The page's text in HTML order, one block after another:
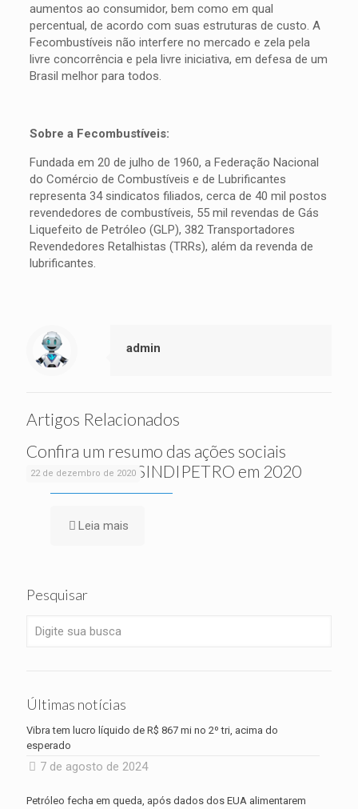
aumentos ao consumidor, bem como em qual
percentual, de acordo com suas estruturas de custo. A
Fecombustíveis não interfere no mercado e zela pela
livre concorrência e pela livre iniciativa, em defesa de um
Brasil melhor para todos.
Sobre a Fecombustíveis:
Fundada em 20 de julho de 1960, a Federação Nacional
do Comércio de Combustíveis e de Lubrificantes
representa 34 sindicatos filiados, cerca de 40 mil postos
revendedores de combustíveis, 55 mil revendas de Gás
Liquefeito de Petróleo (GLP), 382 Transportadores
Revendedores Retalhistas (TRRs), além da revenda de
lubrificantes.
admin
Artigos Relacionados
22 de dezembro de 2020
Confira um resumo das ações sociais
realizadas pelo SINDIPETRO em 2020
Leia mais
Pesquisar
Últimas notícias
Vibra tem lucro líquido de R$ 867 mi no 2º tri, acima do
esperado
7 de agosto de 2024
Petróleo fecha em queda, após dados dos EUA alimentarem